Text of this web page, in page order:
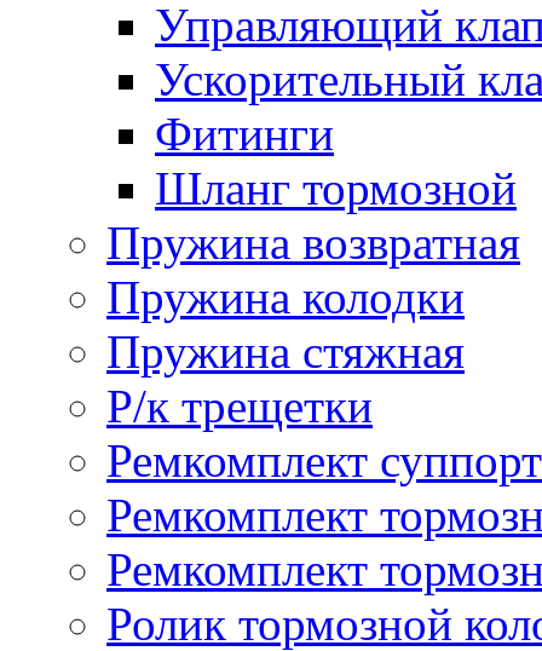
Управляющий
Ускорительный
Фитинги
Шланг тормозной
Пружина возвратная
Пружина колодки
Пружина стяжная
Р/к трещетки
Ремкомплект
Ремкомплект
Ремкомплект
Ролик тормозной